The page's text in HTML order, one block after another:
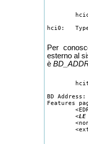
Per
esterno al
è
BD
Features
	<
LE